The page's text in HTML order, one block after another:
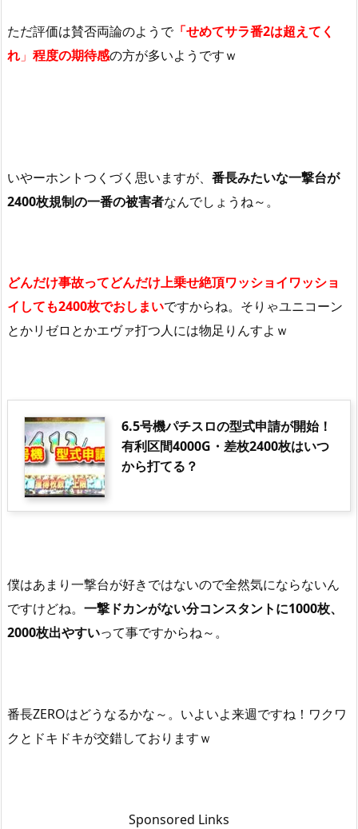
ただ評価は賛否両論のようで「せめてサラ番2は超えてく
れ 」 程度の期待感の方が多いようですｗ
いやーホントつくづく思いますが、 番長みたいな一撃台が
2400枚規制の一番の被害者なんでしょうね～。
どんだけ事故ってどんだけ上乗せ絶頂ワッショイワッショ
イしても2400枚でおしまいですからね。そりゃユニコーン
とかリゼロとかエヴァ打つ人には物足りんすよｗ
6.5号機パチスロの型式申請が開始！
有利区間4000G・差枚2400枚はいつ
から打てる？
僕はあまり一撃台が好きではないので全然気にならないん
ですけどね。 一撃ドカンがない分コンスタントに1000枚、
2000枚出やすいって事ですからね～。
番長ZEROはどうなるかな～。いよいよ来週ですね！ワクワ
クとドキドキが交錯しておりますｗ
Sponsored Links